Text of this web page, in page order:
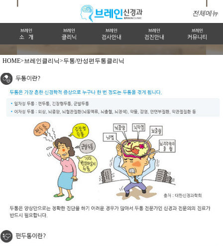
전체메뉴
HOME>브레인클리닉>두통/만성편두통클리닉